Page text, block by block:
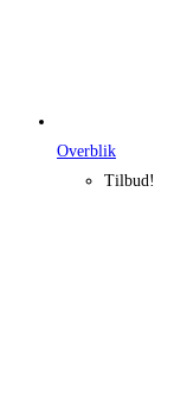
Overblik
Tilbud!